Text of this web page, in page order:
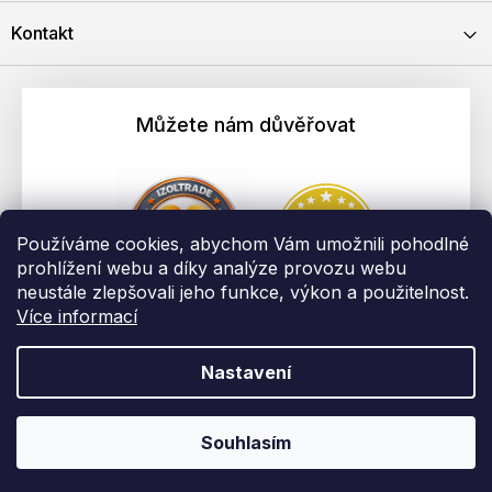
Používáme cookies, abychom Vám umožnili pohodlné
prohlížení webu a díky analýze provozu webu
neustále zlepšovali jeho funkce, výkon a použitelnost.
Více informací
Nastavení
Souhlasím
Kontakt
Můžete nám důvěřovat
Vytvořil Shoptet
vyhrazena.